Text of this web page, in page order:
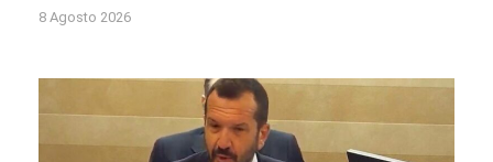
8 Agosto 2026